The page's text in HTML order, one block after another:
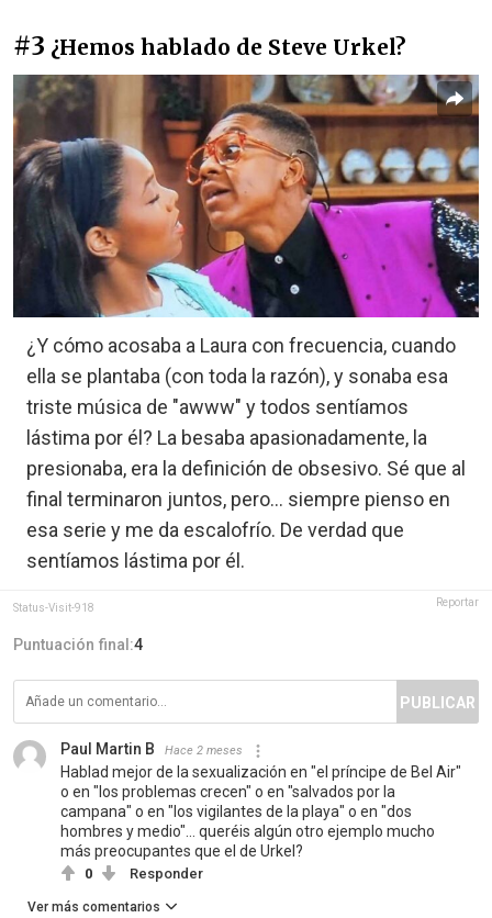
#3 ¿Hemos hablado de Steve Urkel?
¿Y cómo acosaba a Laura con frecuencia, cuando
ella se plantaba (con toda la razón), y sonaba esa
triste música de "awww" y todos sentíamos
lástima por él? La besaba apasionadamente, la
presionaba, era la definición de obsesivo. Sé que al
final terminaron juntos, pero... siempre pienso en
esa serie y me da escalofrío. De verdad que
sentíamos lástima por él.
Status-Visit-918 Reportar
Puntuación final:4
PUBLICAR
Paul Martin B Hace 2 meses
Hablad mejor de la sexualización en "el príncipe de Bel Air"
o en "los problemas crecen" o en "salvados por la
campana" o en "los vigilantes de la playa" o en "dos
hombres y medio"... queréis algún otro ejemplo mucho
más preocupantes que el de Urkel?
0 Responder
Ver más comentarios